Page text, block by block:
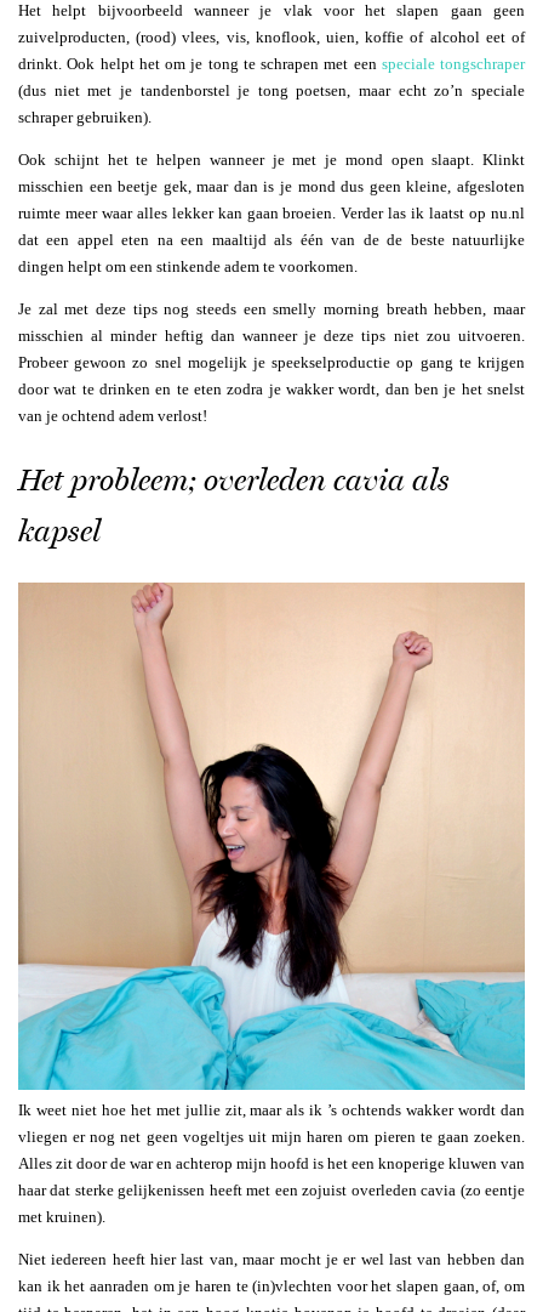
Het helpt bijvoorbeeld wanneer je vlak voor het slapen gaan geen
zuivelproducten, (rood) vlees, vis, knoflook, uien, koffie of alcohol eet of
drinkt. Ook helpt het om je tong te schrapen met een speciale tongschraper
(dus niet met je tandenborstel je tong poetsen, maar echt zo’n speciale
schraper gebruiken).
Ook schijnt het te helpen wanneer je met je mond open slaapt. Klinkt
misschien een beetje gek, maar dan is je mond dus geen kleine, afgesloten
ruimte meer waar alles lekker kan gaan broeien. Verder las ik laatst op nu.nl
dat een appel eten na een maaltijd als één van de de beste natuurlijke
dingen helpt om een stinkende adem te voorkomen.
Je zal met deze tips nog steeds een smelly morning breath hebben, maar
misschien al minder heftig dan wanneer je deze tips niet zou uitvoeren.
Probeer gewoon zo snel mogelijk je speekselproductie op gang te krijgen
door wat te drinken en te eten zodra je wakker wordt, dan ben je het snelst
van je ochtend adem verlost!
Het probleem; overleden cavia als
kapsel
Ik weet niet hoe het met jullie zit, maar als ik ’s ochtends wakker wordt dan
vliegen er nog net geen vogeltjes uit mijn haren om pieren te gaan zoeken.
Alles zit door de war en achterop mijn hoofd is het een knoperige kluwen van
haar dat sterke gelijkenissen heeft met een zojuist overleden cavia (zo eentje
met kruinen).
Niet iedereen heeft hier last van, maar mocht je er wel last van hebben dan
kan ik het aanraden om je haren te (in)vlechten voor het slapen gaan, of, om